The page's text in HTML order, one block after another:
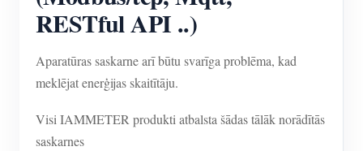
RESTful API ..)
Aparatūras saskarne arī būtu svarīga problēma, kad
meklējat enerģijas skaitītāju.
Visi IAMMETER produkti atbalsta šādas tālāk norādītās
saskarnes